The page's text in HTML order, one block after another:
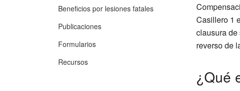
Beneficios por lesiones fatales
Publicaciones
Formularios
Recursos
Casillero 1
clausura
reverso de
¿Qué